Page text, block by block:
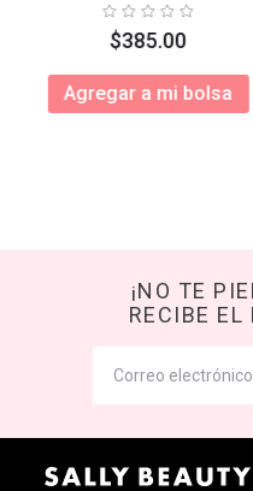
$385.00
Agregar a mi bolsa
¡NO TE
RECIBE EL